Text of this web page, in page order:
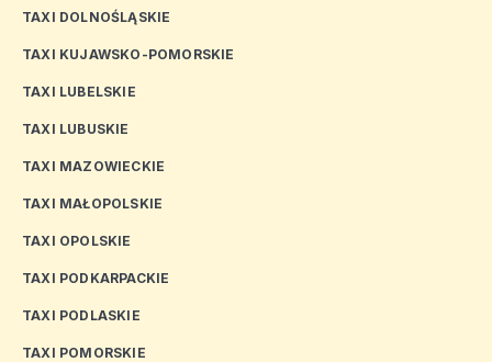
TAXI DOLNOŚLĄSKIE
TAXI KUJAWSKO-POMORSKIE
TAXI LUBELSKIE
TAXI LUBUSKIE
TAXI MAZOWIECKIE
TAXI MAŁOPOLSKIE
TAXI OPOLSKIE
TAXI PODKARPACKIE
TAXI PODLASKIE
TAXI POMORSKIE